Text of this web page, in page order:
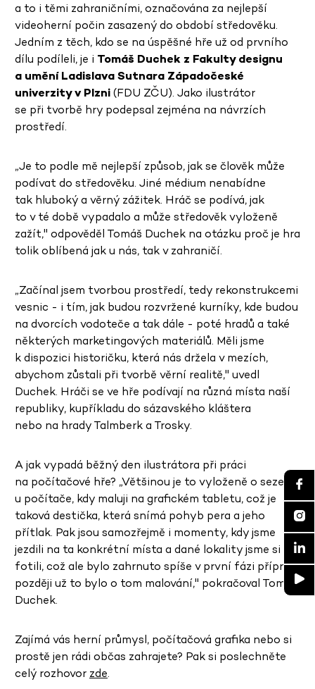
a to i těmi zahraničními, označována za nejlepší
videoherní počin zasazený do období středověku.
Jedním z těch, kdo se na úspěšné hře už od prvního
dílu podíleli, je i Tomáš Duchek z Fakulty designu
a umění Ladislava Sutnara Západočeské
univerzity v Plzni(FDU ZČU). Jako ilustrátor
se při tvorbě hry podepsal zejména na návrzích
prostředí.
„Je to podle mě nejlepší způsob, jak se člověk může
podívat do středověku. Jiné médium nenabídne
tak hluboký a věrný zážitek. Hráč se podívá, jak
to v té době vypadalo a může středověk vyloženě
zažít," odpověděl Tomáš Duchek na otázku proč je hra
tolik oblíbená jak u nás, tak v zahraničí.
„Začínal jsem tvorbou prostředí, tedy rekonstrukcemi
vesnic - i tím, jak budou rozvržené kurníky, kde budou
na dvorcích vodoteče a tak dále - poté hradů a také
některých marketingových materiálů. Měli jsme
k dispozici historičku, která nás držela v mezích,
abychom zůstali při tvorbě věrní realitě," uvedl
Duchek. Hráči se ve hře podívají na různá místa naší
republiky, kupříkladu do sázavského kláštera
nebo na hrady Talmberk a Trosky.
A jak vypadá běžný den ilustrátora při práci
na počítačové hře? „Většinou je to vyloženě o sezení
u počítače, kdy maluji na grafickém tabletu, což je
taková destička, která snímá pohyb pera a jeho
přítlak. Pak jsou samozřejmě i momenty, kdy jsme
jezdili na ta konkrétní místa a dané lokality jsme si
fotili, což ale bylo zahrnuto spíše v první fázi příprav,
později už to bylo o tom malování," pokračoval Tomáš
Duchek.
Zajímá vás herní průmysl, počítačová grafika nebo si
prostě jen rádi občas zahrajete? Pak si poslechněte
celý rozhovor zde.